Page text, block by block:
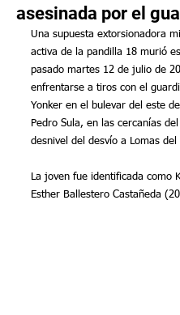
asesinada por el
Una supuesta extorsionadora
activa de la pandilla 18 murió
pasado martes 12 de julio de
enfrentarse a tiros con el
Yonker en el bulevar del este
Pedro Sula, en las cercanías
desnivel del desvío a Lomas del
La joven fue identificada como
Esther Ballestero Castañeda